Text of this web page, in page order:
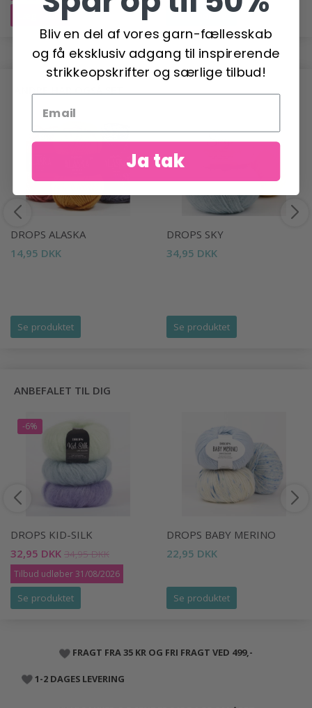
Læg i kurv
Se produktet
DROPS ALASKA
14,95 DKK
Se produktet
DROPS SKY
34,95 DKK
Se produktet
ANBEFALET TIL DIG
-6%
DROPS KID-SILK
32,95 DKK 34,95 DKK
Tilbud udløber 31/08/2026
Se produktet
DROPS BABY MERINO
22,95 DKK
Se produktet
FRAGT FRA 35 KR OG FRI FRAGT VED 499,-
1-2 DAGES LEVERING
Bliv en del af vores garn-fællesskab
og få eksklusiv adgang til inspirerende
strikkeopskrifter og særlige tilbud!
Ja tak